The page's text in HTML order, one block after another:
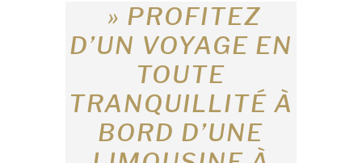
» PROFITEZ
D’UN VOYAGE EN
TOUTE
TRANQUILLITÉ À
BORD D’UNE